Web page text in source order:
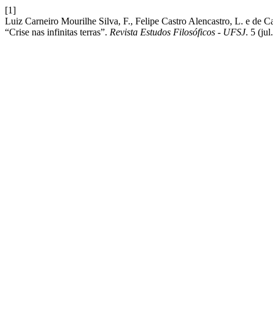
[1]
Luiz Carneiro Mourilhe Silva, F., Felipe Castro Alencastro, L. e de
“Crise nas infinitas terras”. Revista Estudos Filosóficos - UFSJ. 5